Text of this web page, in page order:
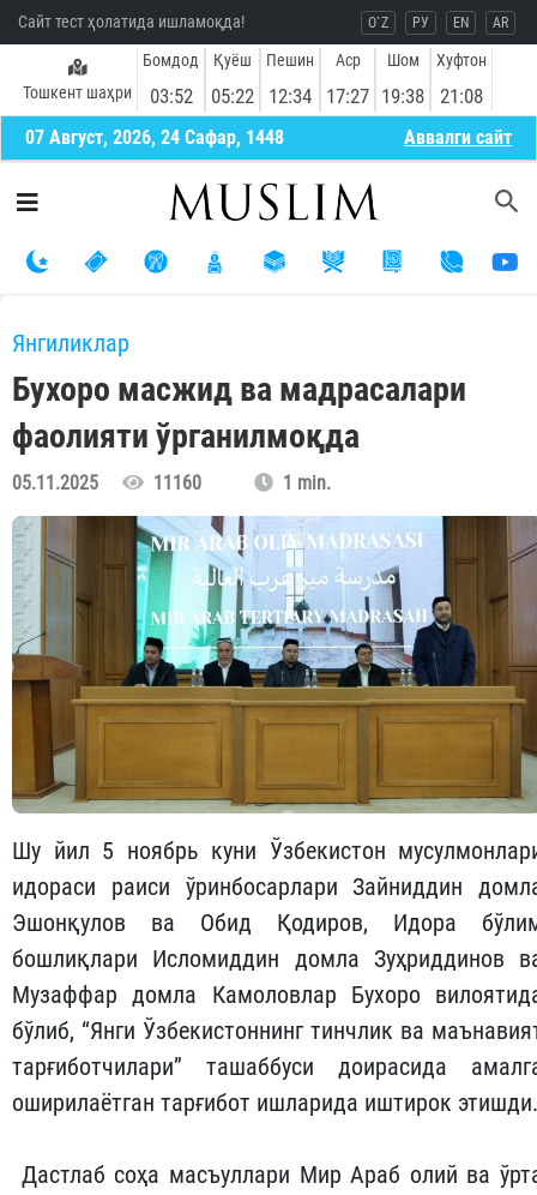
Сайт тест ҳолатида ишламоқда! O`Z РУ EN AR
Тошкент шаҳри
Бомдод
03:52
Қуёш
05:22
Пешин
12:34
Аср
17:27
Шом
19:38
Хуфтон
21:08
07 Август, 2026, 24 Сафар, 1448 Aввалги сайт
Янгиликлар
Бухоро масжид ва мадрасалари
фаолияти ўрганилмоқда
05.11.2025 11160 1 min.
Шу йил 5 ноябрь куни Ўзбекистон
идораси раиси ўринбосарлари Зайниддин
Эшонқулов ва Обид Қодиров, Идора
бошлиқлари Исломиддин домла Зуҳриддинов
Музаффар домла Камоловлар Бухоро
бўлиб, “Янги Ўзбекистоннинг тинчлик ва
тарғиботчилари” ташаббуси доирасида
оширилаётган тарғибот ишларида иштирок этишди.
Дастлаб соҳа масъуллари Мир Араб олий ва